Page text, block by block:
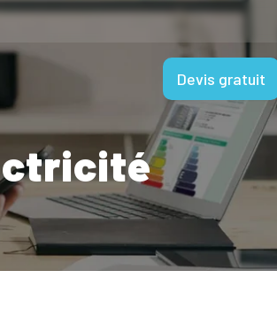
Devis gratuit